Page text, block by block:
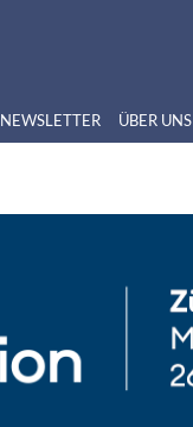
NEWSLETTER ÜBER UNS